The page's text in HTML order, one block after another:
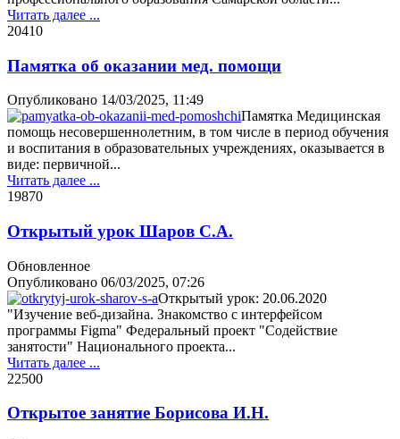
Читать далее ...
20410
Памятка об оказании мед. помощи
Опубликовано 14/03/2025, 11:49
Памятка Медицинская
помощь несовершеннолетним, в том числе в период обучения
и воспитания в образовательных учреждениях, оказывается в
виде: первичной...
Читать далее ...
19870
Открытый урок Шаров С.А.
Обновленное
Опубликовано 06/03/2025, 07:26
Открытый урок: 20.06.2020
"Изучение веб-дизайна. Знакомство с интерфейсом
программы Figma" Федеральный проект "Содействие
занятости" Национального проекта...
Читать далее ...
22500
Открытое занятие Борисова И.Н.